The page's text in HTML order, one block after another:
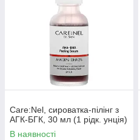
Care:Nel, сироватка-пілінг з
АГК-БГК, 30 мл (1 рідк. унція)
В наявності